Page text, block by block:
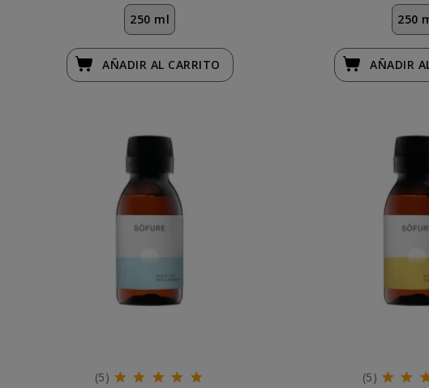
250 ml
AÑADIR AL CARRITO
250
AÑADIR
(5)
(5)